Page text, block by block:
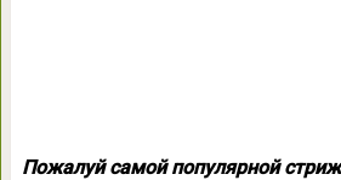
Пожалуй самой популярной